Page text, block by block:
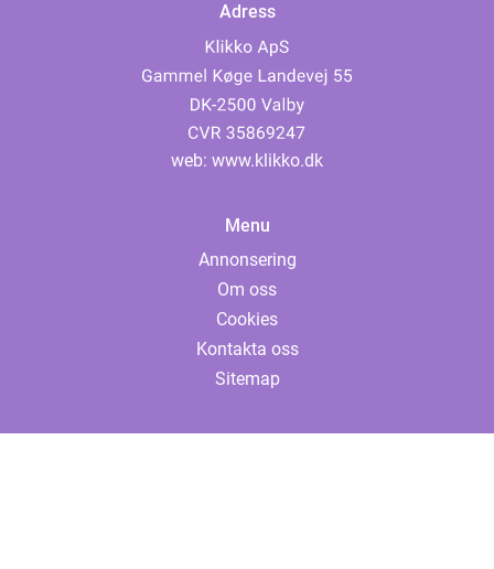
Adress
web: www.klikko.dk
Menu
Annonsering
Om oss
Cookies
Kontakta oss
Sitemap